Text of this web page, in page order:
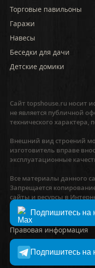
Торговые павильоны
Гаражи
Навесы
Беседки для дачи
Детские домики
Сайт topshouse.ru носит
не является публичной
технического
Внешний вид строений
изготовитель вправе
эксплуатационные
Все материалы данного
Запрещается
сайты и ресурсы в
предварительного
Правовая информация
2010–2026Компания
Подпишитесь на
Подпишитесь на